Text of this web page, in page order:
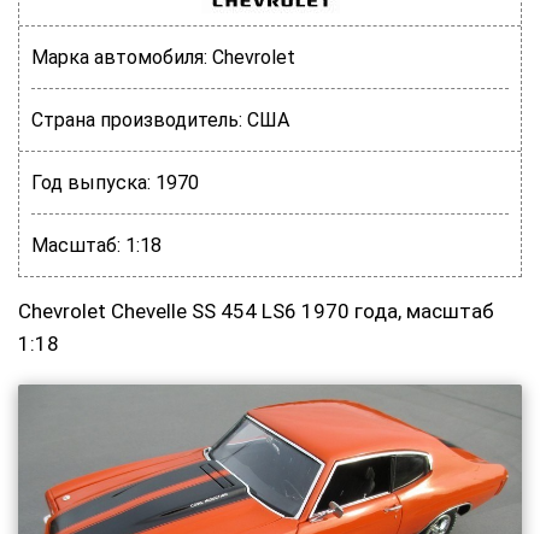
Марка автомобиля: Chevrolet
Страна производитель: США
Год выпуска: 1970
Масштаб: 1:18
Chevrolet Chevelle SS 454 LS6 1970 года, масштаб
1:18